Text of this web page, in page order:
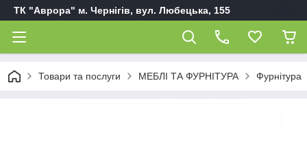
ТК "Аврора" м. Чернігів, вул. Любецька, 155
Товари та послуги МЕБЛІ ТА ФУРНІТУРА Фурнітура